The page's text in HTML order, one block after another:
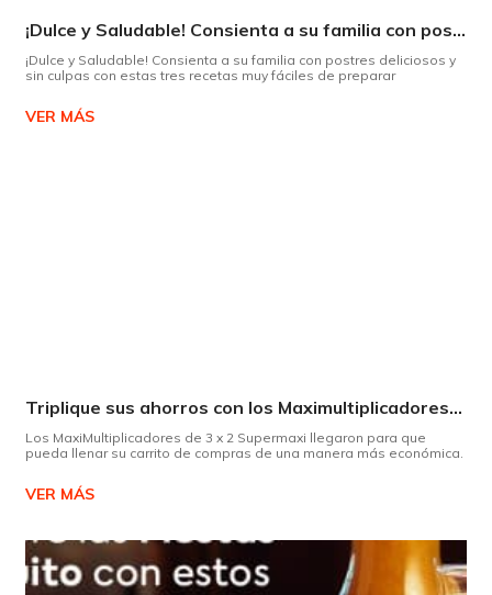
¡Dulce y Saludable! Consienta a su familia con postres deliciosos y sin culpas
¡Dulce y Saludable! Consienta a su familia con postres deliciosos y
sin culpas con estas tres recetas muy fáciles de preparar
VER MÁS
Triplique sus ahorros con los Maximultiplicadores de Supermaxi
Los MaxiMultiplicadores de 3 x 2 Supermaxi llegaron para que
pueda llenar su carrito de compras de una manera más económica.
VER MÁS